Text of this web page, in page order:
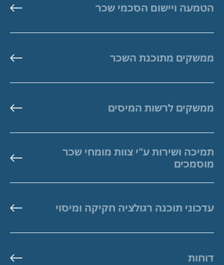
הטמעה ויישום הסכמי שכר
ממשקים מתוכנת השכר
ממשקים לרשות המיסים
תמיכה ושירות ע"י צוות מומחי שכר
מוסמכים
עדכוני תוכנה רגולציה חקיקה ומיסוי
דוחות